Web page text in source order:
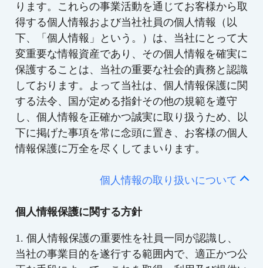
ります。これらの事業活動を通じてお客様から取
得する個人情報および当社社員の個人情報（以
下、「個人情報」という。）は、当社にとって大
変重要な情報資産であり、その個人情報を確実に
保護することは、当社の重要な社会的責務と認識
しております。よって当社は、個人情報保護に関
する法令、国が定める指針その他の規範を遵守
し、個人情報を正確かつ誠実に取り扱うため、以
下に掲げた事項を常に念頭に置き、お客様の個人
情報保護に万全を尽くしてまいります。
個人情報の取り扱いについて
個人情報保護に関する方針
1. 個人情報保護の重要性を社員一同が認識し、
当社の事業目的を遂行する範囲内で、適正かつ公